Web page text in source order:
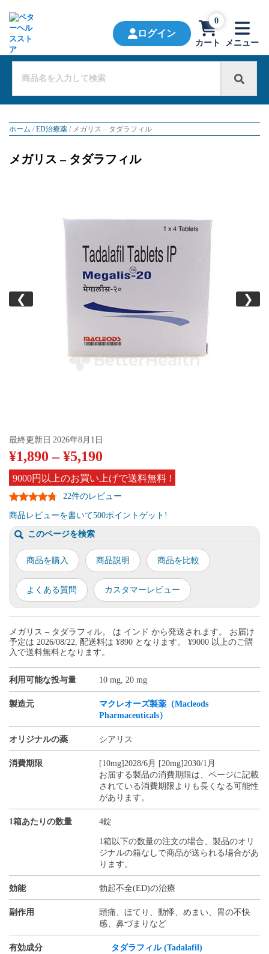
ログイン
カート
0
メニュー
ホーム /ED治療薬 / メガリス – タダラフィル
メガリス – タダラフィル
❮ ❯
¥1,890 –¥5,190
9000円以上のお買い上げで送料無料 !
最終更新日 2026年8月1日
22件のレビュー
商品レビューを書いて500ポイントゲット!
このページを検索
商品を購入 商品説明 商品を比較
よくある質問 カスタマーレビュー
メガリス – タダラフィル。 は インド から発送されます。 お届け
予定は 2026/08/22, 配送料は ¥890 となります。 ¥9000 以上のご購
入で送料無料となります。
利用可能な投与量 10 mg, 20 mg
製造元
マクレオーズ製薬（Macleods
Pharmaceuticals）
オリジナルの薬 シアリス
消費期限
[10mg]2028/6月 [20mg]2030/1月
お届する製品の消費期限は、ページに記載
されている消費期限よりも長くなる可能性
があります。
1箱あたりの数量 4錠
1箱以下の数量の注文の場合、製品のオリ
ジナルの箱なしで商品が送られる場合があ
ります。
効能 勃起不全(ED)の治療
副作用
頭痛、ほてり、動悸、めまい、胃の不快
感、鼻づまりなど
有効成分 タダラフィル (Tadalafil)